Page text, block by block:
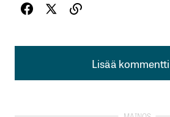
Lisää kommentti
Lisää kommentti